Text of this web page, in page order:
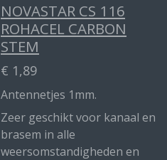
NOVASTAR CS 116
ROHACEL CARBON
STEM
€ 1,89
Antennetjes 1mm.
Zeer geschikt voor kanaal en
brasem in alle
weersomstandigheden en